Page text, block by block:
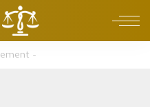
– Advertisement –